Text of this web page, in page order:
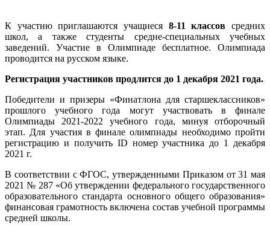
К участию приглашаются учащиеся 8-11 классов средних
школ, а также студенты средне-специальных учебных
заведений. Участие в Олимпиаде бесплатное. Олимпиада
проводится на русском языке.
Регистрация участников продлится до 1 декабря 2021 года.
Победители и призеры «Финатлона для старшеклассников»
прошлого учебного года могут участвовать в финале
Олимпиады 2021-2022 учебного года, минуя отборочный
этап. Для участия в финале олимпиады необходимо пройти
регистрацию и получить ID номер участника до 1 декабря
2021 г.
В соответствии с ФГОС, утвержденными Приказом от 31 мая
2021 № 287 «Об утверждении федерального государственного
образовательного стандарта основного общего образования»
финансовая грамотность включена состав учебной программы
средней школы.